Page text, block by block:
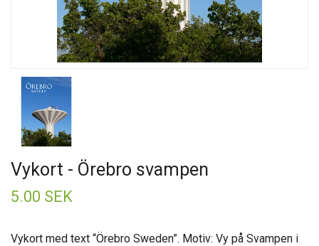
Vykort - Örebro svampen
5.00 SEK
Vykort med text “Örebro Sweden”. Motiv: Vy på Svampen i